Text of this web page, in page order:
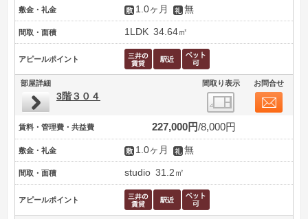
敷金・礼金 1.0ヶ月 無
間取・面積 1LDK 34.64㎡
アピールポイント
部屋詳細 間取り表示 お問合せ
3階３０４
賃料・管理費・共益費 227,000円 8,000円
敷金・礼金 1.0ヶ月 無
間取・面積 studio 31.2㎡
アピールポイント